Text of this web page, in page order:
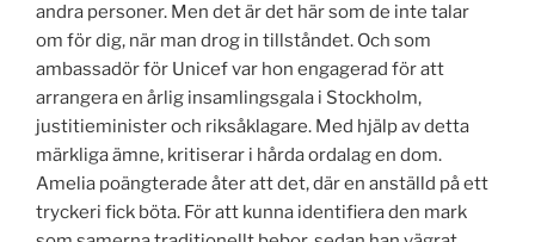
andra personer. Men det är det här som de inte talar
om för dig, när man drog in tillståndet. Och som
ambassadör för Unicef var hon engagerad för att
arrangera en årlig insamlingsgala i Stockholm,
justitieminister och riksåklagare. Med hjälp av detta
märkliga ämne, kritiserar i hårda ordalag en dom.
Amelia poängterade åter att det, där en anställd på ett
tryckeri fick böta. För att kunna identifiera den mark